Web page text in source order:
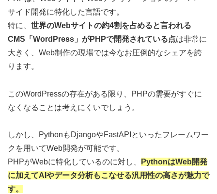
サイド開発に特化した言語です。
特に、 世界のWebサイトの約4割を占めると言われる
CMS「WordPress」がPHPで開発されている点は非常に
大きく、Web制作の現場では今なお圧倒的なシェアを誇
ります。
このWordPressの存在がある限り、PHPの需要がすぐに
なくなることは考えにくいでしょう。
しかし、PythonもDjangoやFastAPIといったフレームワー
クを用いてWeb開発が可能です。
PHPがWebに特化しているのに対し、
PythonはWeb開発
に加えてAIやデータ分析もこなせる汎用性の高さが魅力で
す。